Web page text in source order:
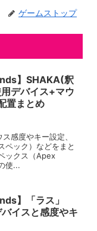
ゲームストップ
】SHAKA(釈
デバイス+マウ
置まとめ
感度やキー設定、
ペック）などをまと
ックス（Apex
使...
】「ラス」
イスと感度やキ